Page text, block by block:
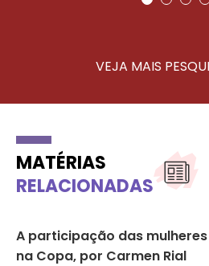
VEJA MAIS
MATÉRIAS
RELACIONADAS
A participação das
na Copa, por Carmen Rial